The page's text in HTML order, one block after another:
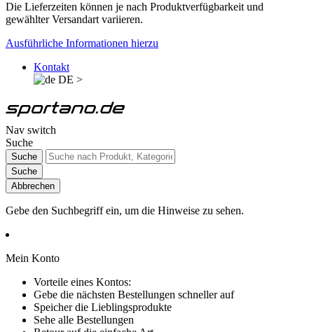
Die Lieferzeiten können je nach Produktverfügbarkeit und
gewählter Versandart variieren.
Ausführliche Informationen hierzu
Kontakt
DE >
Nav switch
Suche
Suche
Suche
Abbrechen
Gebe den Suchbegriff ein, um die Hinweise zu sehen.
Mein Konto
Vorteile eines Kontos:
Gebe die nächsten Bestellungen schneller auf
Speicher die Lieblingsprodukte
Sehe alle Bestellungen